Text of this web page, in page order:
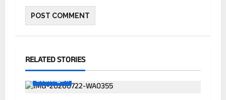
RELATED STORIES
Chhattisgarh